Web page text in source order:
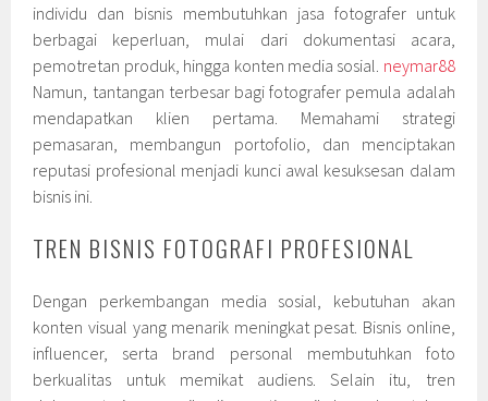
individu dan bisnis membutuhkan jasa fotografer untuk
berbagai keperluan, mulai dari dokumentasi acara,
pemotretan produk, hingga konten media sosial. neymar88
Namun, tantangan terbesar bagi fotografer pemula adalah
mendapatkan klien pertama. Memahami strategi
pemasaran, membangun portofolio, dan menciptakan
reputasi profesional menjadi kunci awal kesuksesan dalam
bisnis ini.
TREN BISNIS FOTOGRAFI PROFESIONAL
Dengan perkembangan media sosial, kebutuhan akan
konten visual yang menarik meningkat pesat. Bisnis online,
influencer, serta brand personal membutuhkan foto
berkualitas untuk memikat audiens. Selain itu, tren